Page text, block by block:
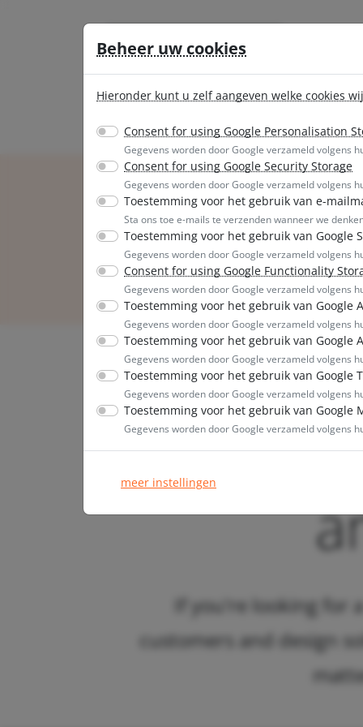
Searching for a
If you're looking for
customers and design
Beheer uw cookies
Hieronder kunt u zelf aangeven welke cookies
Consent for using Google Personalisation
Gegevens worden door Google verzameld volgens
Consent for using Google Security Storage
Gegevens worden door Google verzameld volgens
Toestemming voor het gebruik van e-
Sta ons toe e-mails te verzenden wanneer we
Toestemming voor het gebruik van Google
Gegevens worden door Google verzameld volgens
Consent for using Google Functionality
Gegevens worden door Google verzameld volgens
Toestemming voor het gebruik van Google
Gegevens worden door Google verzameld volgens
Toestemming voor het gebruik van Google
Gegevens worden door Google verzameld volgens
Toestemming voor het gebruik van Google
Gegevens worden door Google verzameld volgens
Toestemming voor het gebruik van Google
Gegevens worden door Google verzameld volgens
meer instellingen